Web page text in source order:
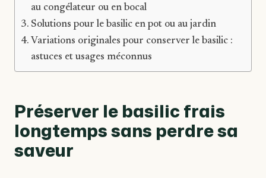
au congélateur ou en bocal
Solutions pour le basilic en pot ou au jardin
Variations originales pour conserver le basilic :
astuces et usages méconnus
Préserver le basilic frais
longtemps sans perdre sa
saveur